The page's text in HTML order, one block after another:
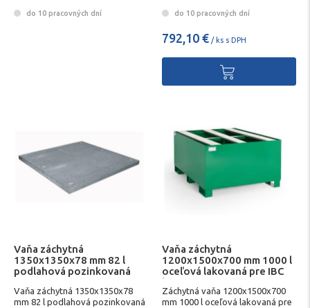
sudovdo 10 pracovných dní do 10 pracovných dní
792,10 € / ks s DPH
Vaňa záchytná
1350x1350x78 mm 82 l
podlahová pozinkovaná
Vaňa záchytná 1350x1350x78
mm 82 l podlahová pozinkovaná
Vaňa záchytná
1200x1500x700 mm 1000 l
oceľová lakovaná pre IBC
kontajner Econom
Záchytná vaňa 1200x1500x700
mm 1000 l oceľová lakovaná pre